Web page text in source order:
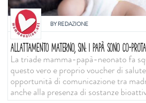
BYREDAZIONE
ALLATTAMENTO MATERNO, SIN: I PAPÀ SONO CO-
La triade mamma-papà-neonato fa
questo vero e proprio voucher di
opportunità di comunicazione tra
anche alla presenza di sostanze